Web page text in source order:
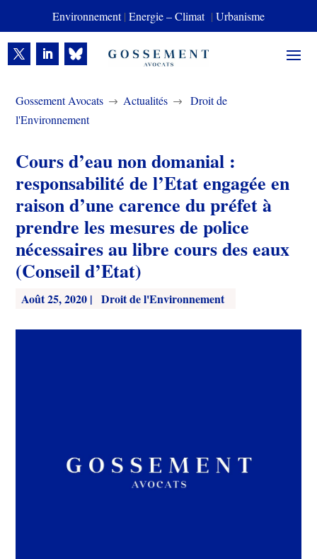
Environnement| Energie – Climat | Urbanisme
Gossement Avocats $ Actualités $
Droit de
l'Environnement
Cours d’eau non domanial :
responsabilité de l’Etat engagée en
raison d’une carence du préfet à
prendre les mesures de police
nécessaires au libre cours des eaux
(Conseil d’Etat)
Août 25, 2020 | Droit de l'Environnement